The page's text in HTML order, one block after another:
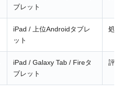
ブレット
iPad / 上位Androidタブレ
ット
処
iPad / Galaxy Tab / Fireタ
ブレット
評